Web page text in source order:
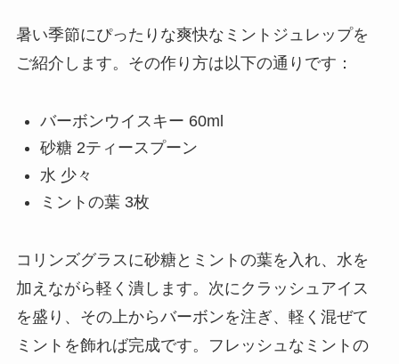
暑い季節にぴったりな爽快なミントジュレップを
ご紹介します。その作り方は以下の通りです：
バーボンウイスキー 60ml
砂糖 2ティースプーン
水 少々
ミントの葉 3枚
コリンズグラスに砂糖とミントの葉を入れ、水を
加えながら軽く潰します。次にクラッシュアイス
を盛り、その上からバーボンを注ぎ、軽く混ぜて
ミントを飾れば完成です。フレッシュなミントの